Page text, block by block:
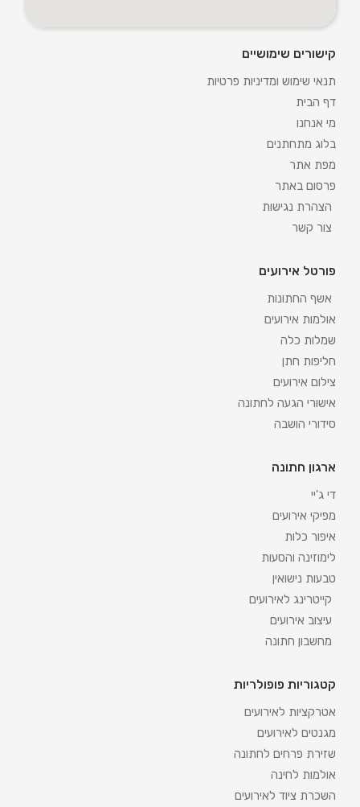
קישורים שימושיים
תנאי שימוש ומדיניות פרטיות
דף הבית
מי אנחנו
בלוג מתחתנים
מפת אתר
פרסום באתר
הצהרת נגישות
צור קשר
פורטל אירועים
אשף החתונות
אולמות אירועים
שמלות כלה
חליפות חתן
צילום אירועים
אישורי הגעה לחתונה
סידורי הושבה
ארגון חתונה
די ג'יי
מפיקי אירועים
איפור כלות
לימוזינה והסעות
טבעות נישואין
קייטרינג לאירועים
עיצוב אירועים
מחשבון חתונה
קטגוריות פופולריות
אטרקציות לאירועים
מגנטים לאירועים
שזירת פרחים לחתונה
אולמות לחינה
השכרת ציוד לאירועים